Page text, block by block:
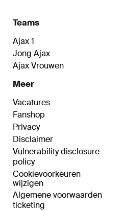
Teams
Ajax 1
Jong Ajax
Ajax Vrouwen
Meer
Vacatures
Fanshop
Privacy
Disclaimer
Vulnerability disclosure
policy
Cookievoorkeuren
wijzigen
Algemene voorwaarden
ticketing